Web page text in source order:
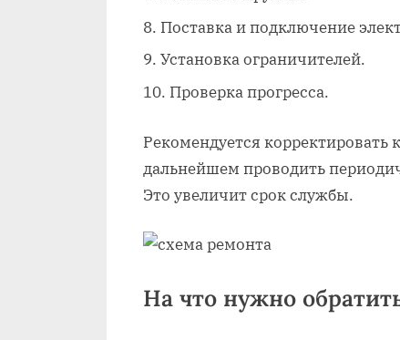
Поставка и подключение
Установка ограничителей.
Проверка прогресса.
Рекомендуется корректировать
дальнейшем проводить
Это увеличит срок службы.
На что нужно